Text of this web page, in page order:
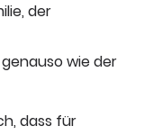
der
wie der
dass für